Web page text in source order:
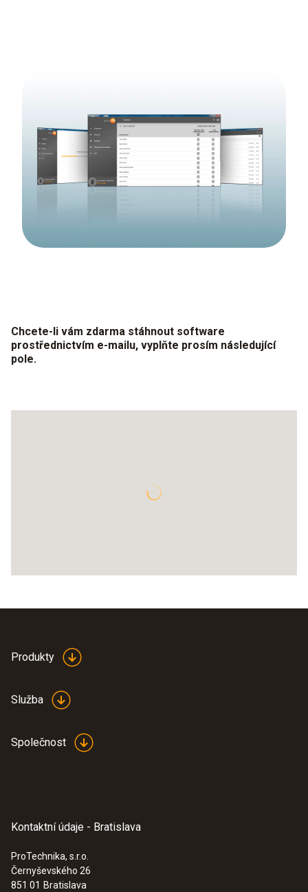
Chcete-li vám zdarma stáhnout software
prostřednictvím e-mailu, vyplňte prosím následující
pole.
Produkty
Služba
Společnost
Kontaktní údaje - Bratislava
ProTechnika, s.r.o.
Černyševského 26
851 01 Bratislava